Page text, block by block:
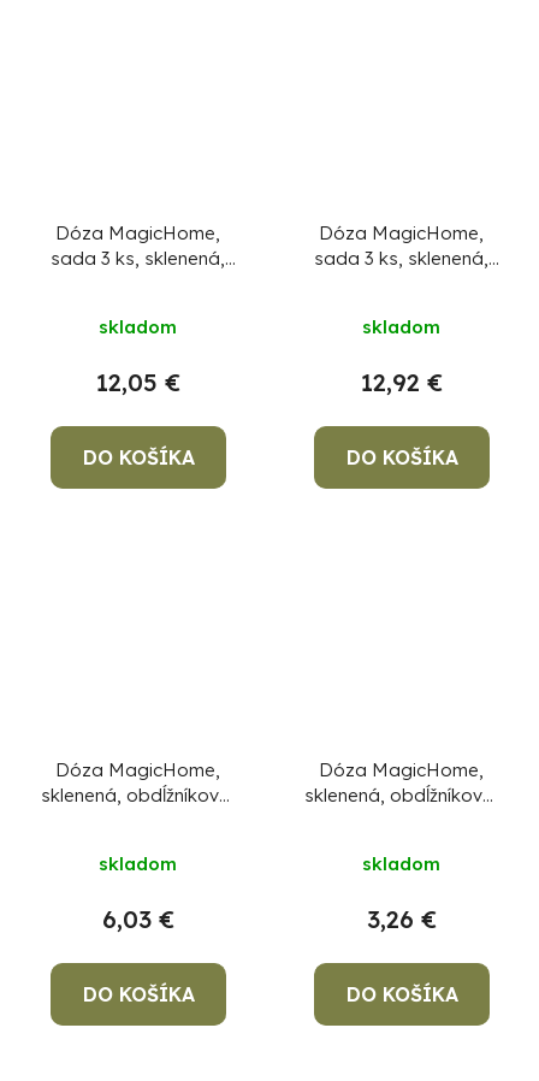
Dóza MagicHome,
sada 3 ks, sklenená,
ml
skladom
12,05 €
DO KOŠÍKA
Dóza MagicHome,
sada 3 ks, sklenená,
450/1000/1900 ml
skladom
12,92 €
DO KOŠÍKA
Dóza MagicHome,
sklenená, obdĺžníková,
skladom
6,03 €
DO KOŠÍKA
Dóza MagicHome,
sklenená, obdĺžníková,
skladom
3,26 €
DO KOŠÍKA